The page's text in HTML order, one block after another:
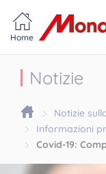
Home
Notizie
Notizie
Informazioni
Covid-19: